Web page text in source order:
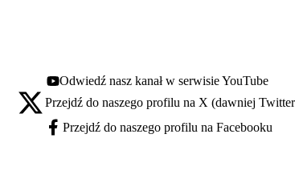
Youtube - otwiera się w nowej karcie
Odwiedź nasz kanał w serwisie YouTube
X - otwiera się w nowej karcie
Przejdź do naszego profilu na X (dawniej
Facebook - otwiera się w nowej karcie
Przejdź do naszego profilu na Facebooku